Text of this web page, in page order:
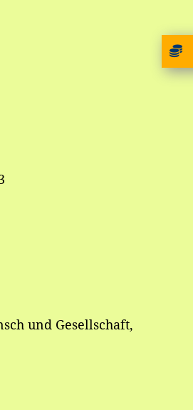
und Gesellschaft,